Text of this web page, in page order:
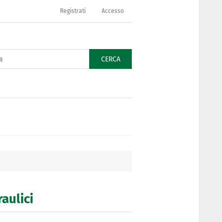
Registrati Accesso
CERCA